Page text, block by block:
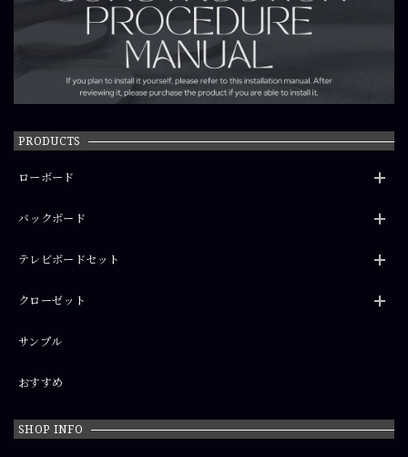
PRODUCTS
ローボード
バックボード
テレビボードセット
クローゼット
サンプル
おすすめ
SHOP INFO